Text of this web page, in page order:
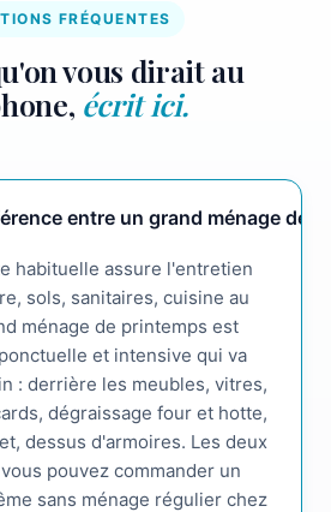
FRÉQUENTES
vous dirait au
écrit ici.
entre un grand ménage de
habituelle assure l'entretien
sols, sanitaires, cuisine au
ménage de printemps est
et intensive qui va
: derrière les meubles, vitres,
dégraissage four et hotte,
dessus d'armoires. Les deux
pouvez commander un
sans ménage régulier chez